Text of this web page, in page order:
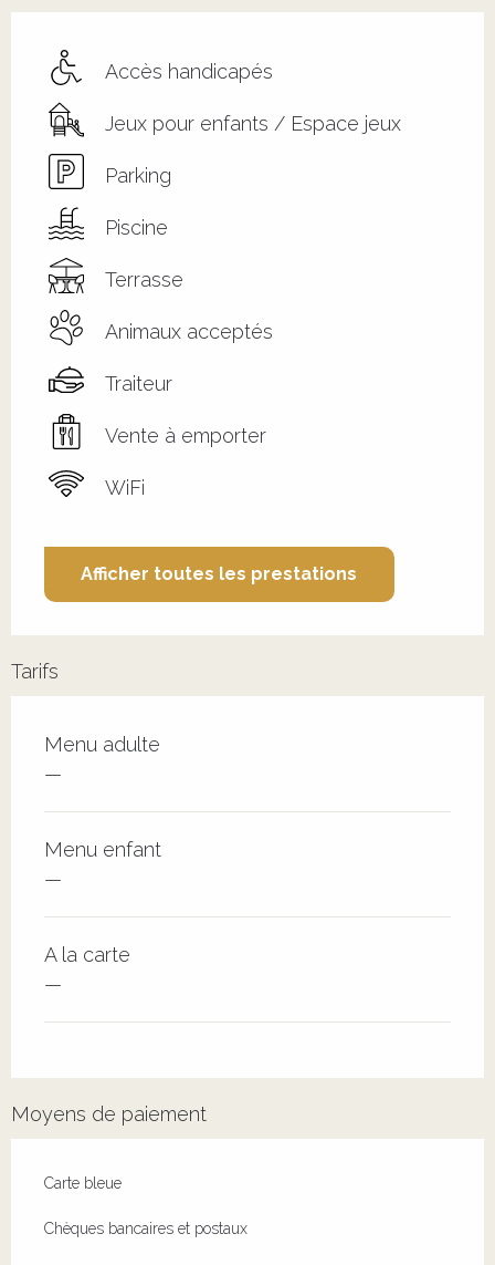
Accès handicapés
Jeux pour enfants / Espace jeux
Parking
Piscine
Terrasse
Animaux acceptés
Traiteur
Vente à emporter
WiFi
Afficher toutes les prestations
Tarifs
Tarifs 2026
Menu adulte
—
Menu enfant
—
A la carte
—
Moyens de paiement
Carte bleue
Chèques bancaires et postaux